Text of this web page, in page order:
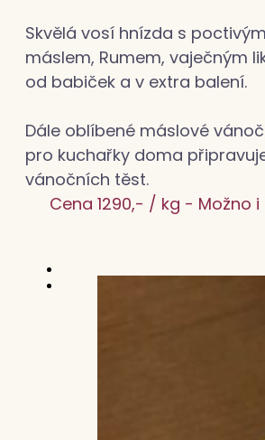
Skvělá vosí hnízda s
máslem, Rumem, vaječným
od babiček a v extra balení.
Dále oblíbené máslové
pro kuchařky doma
vánočních těst.
Cena 1290,- / kg - Možno